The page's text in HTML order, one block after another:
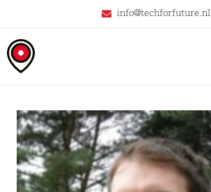
info@techforfuture.nl